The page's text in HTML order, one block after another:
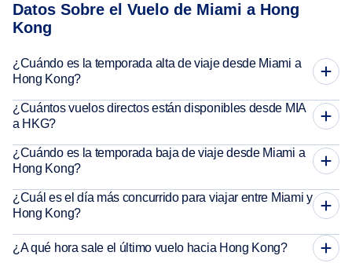
Datos Sobre el Vuelo de Miami a Hong
Kong
¿Cuándo es la temporada alta de viaje desde Miami a
Hong Kong?
¿Cuántos vuelos directos están disponibles desde MIA
a HKG?
¿Cuándo es la temporada baja de viaje desde Miami a
Hong Kong?
¿Cuál es el día más concurrido para viajar entre Miami y
Hong Kong?
¿A qué hora sale el último vuelo hacia Hong Kong?